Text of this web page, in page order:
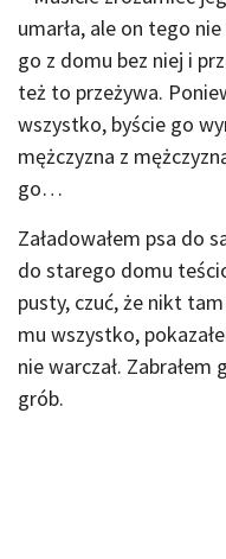
umarła, ale on tego
go z domu bez niej i
też to przeżywa.
wszystko, byście go
mężczyzna z
go…
Załadowałem psa do
do starego domu
pusty, czuć, że nikt
mu wszystko,
nie warczał.
grób.